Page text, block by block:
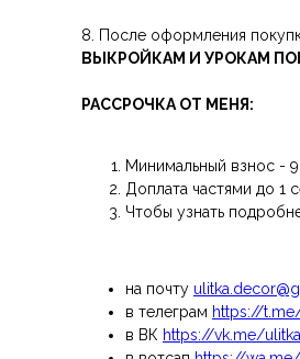
8. После оформления
ВЫКРОЙКАМ И УРОКАМ
РАССРОЧКА ОТ МЕНЯ:
Минимальный взнос -
Доплата частями до 1
Чтобы узнать
на почту
в телеграм https://
в ВК https://vk.me/